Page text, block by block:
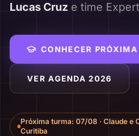
Lucas Cruz e time
CONHECER
VER AGENDA 2026
Próxima turma:07/08 ·Claude e
Curitiba